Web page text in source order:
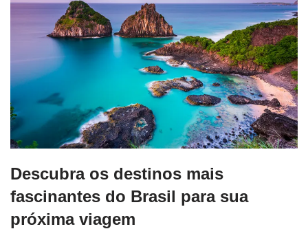
Descubra os destinos mais
fascinantes do Brasil para sua
próxima viagem